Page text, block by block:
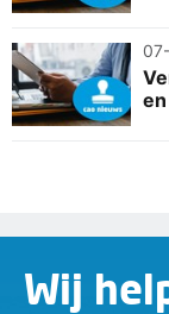
Wij